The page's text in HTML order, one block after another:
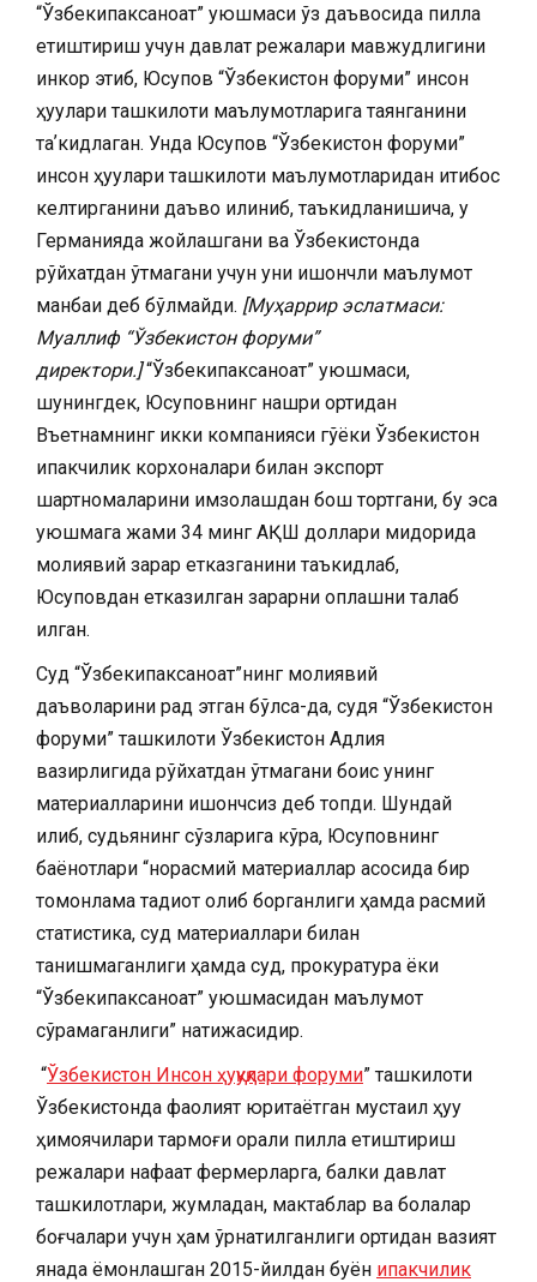
“Ўзбекипаксаноат” уюшмаси ўз даъвосида пилла
етиштириш учун давлат режалари мавжудлигини
инкор этиб, Юсупов “Ўзбекистон форуми” инсон
ҳуқуқлари ташкилоти маълумотларига таянганини
таʼкидлаган. Унда Юсупов “Ўзбекистон форуми”
инсон ҳуқуқлари ташкилоти маълумотларидан иқтибос
келтирганини даъво қилиниб, таъкидланишича, у
Германияда жойлашгани ва Ўзбекистонда
рўйхатдан ўтмагани учун уни ишончли маълумот
манбаи деб бўлмайди. [Муҳаррир эслатмаси:
Муаллиф “Ўзбекистон форуми”
директори.]“Ўзбекипаксаноат” уюшмаси,
шунингдек, Юсуповнинг нашри ортидан
Въетнамнинг икки компанияси гўёки Ўзбекистон
ипакчилик корхоналари билан экспорт
шартномаларини имзолашдан бош тортгани, бу эса
уюшмага жами 34 минг АҚШ доллари миқдорида
молиявий зарар етказганини таъкидлаб,
Юсуповдан етказилган зарарни қоплашни талаб
қилган.
Суд “Ўзбекипаксаноат”нинг молиявий
даъволарини рад этган бўлса-да, судя “Ўзбекистон
форуми” ташкилоти Ўзбекистон Адлия
вазирлигида рўйхатдан ўтмагани боис унинг
материалларини ишончсиз деб топди. Шундай
қилиб, судьянинг сўзларига кўра, Юсуповнинг
баёнотлари “норасмий материаллар асосида бир
томонлама тадқиқот олиб борганлиги ҳамда расмий
статистика, суд материаллари билан
танишмаганлиги ҳамда суд, прокуратура ёки
“Ўзбекипаксаноат” уюшмасидан маълумот
сўрамаганлиги” натижасидир.
“Ўзбекистон Инсон ҳуқуқлари форуми” ташкилоти
Ўзбекистонда фаолият юритаётган мустақил ҳуқуқ
ҳимоячилари тармоғи орқали пилла етиштириш
режалари нафақат фермерларга, балки давлат
ташкилотлари, жумладан, мактаблар ва болалар
боғчалари учун ҳам ўрнатилганлиги ортидан вазият
янада ёмонлашган 2015-йилдан буён ипакчилик